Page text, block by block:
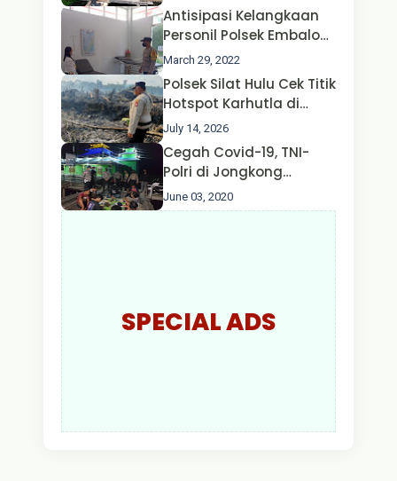
Oleh Satgas Ops Aman
Nusa II Polda Kalbar*
Antisipasi Kelangkaan
Personil Polsek Embaloh
Hulu Gencar Lakukan
Pengecekan Oksigen
March 29, 2022
Polsek Silat Hulu Cek Titik
Hotspot Karhutla di
Desa Nanga Dangkan,
Api Ditemukan Sudah
Padam
July 14, 2026
Cegah Covid-19, TNI-
Polri di Jongkong
Himbau Masyarakat
Jangan Kumpul Hinga
June 03, 2020
SPECIAL ADS